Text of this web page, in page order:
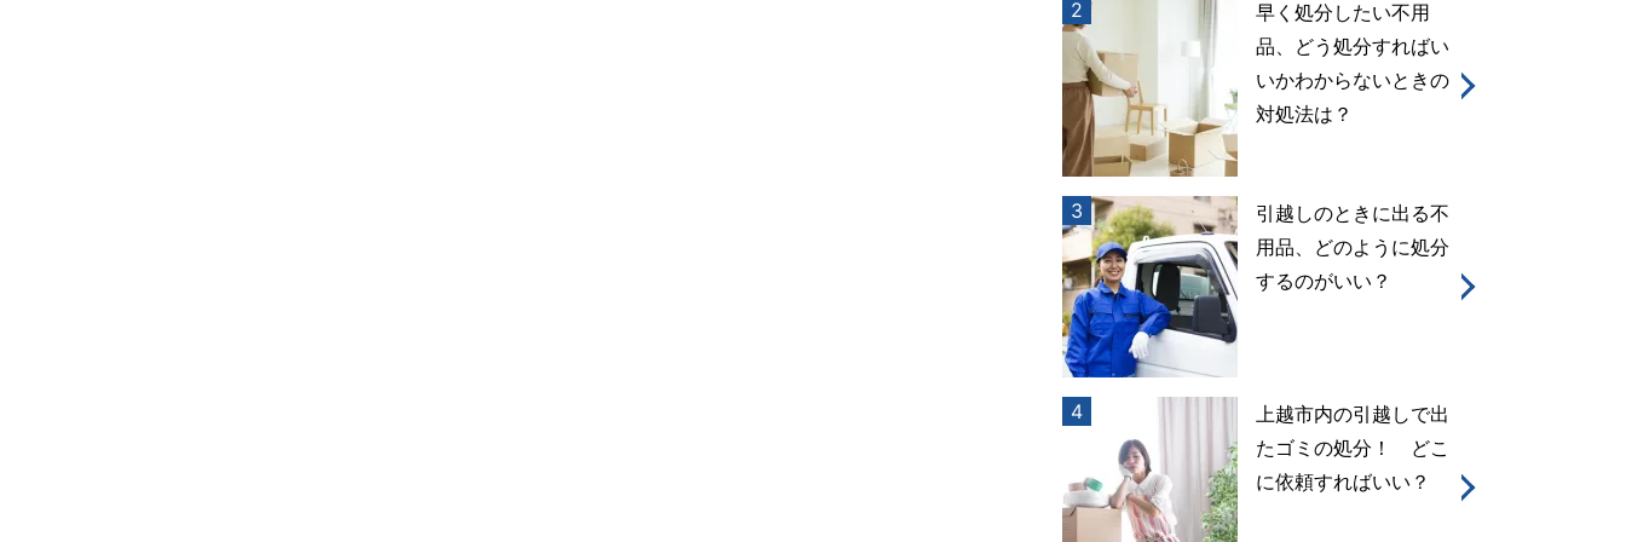
2
早く処分したい不用
品、どう処分すればい
いかわからないときの
対処法は？
3
引越しのときに出る不
用品、どのように処分
するのがいい？
4
上越市内の引越しで出
たゴミの処分！ どこ
に依頼すればいい？